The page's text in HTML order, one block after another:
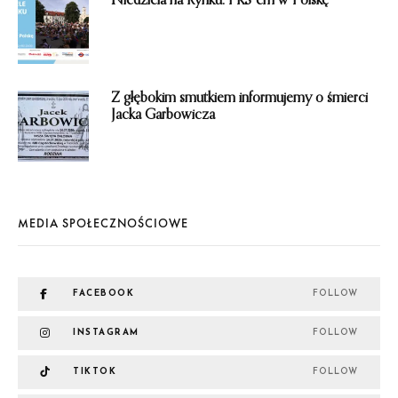
Z głębokim smutkiem informujemy o śmierci
Jacka Garbowicza
MEDIA SPOŁECZNOŚCIOWE
FACEBOOK FOLLOW
INSTAGRAM FOLLOW
TIKTOK FOLLOW